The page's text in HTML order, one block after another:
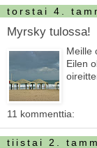
torstai 4.
Myrsky tulossa!
Meille
Eilen
11 kommenttia:
tiistai 2.